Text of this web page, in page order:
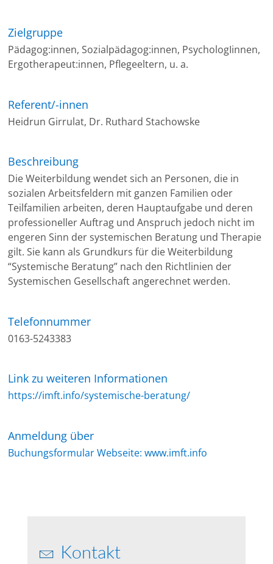
Zielgruppe
Pädagog:innen, Sozialpädagog:innen, PsychologIinnen,
Ergotherapeut:innen, Pflegeeltern, u. a.
Referent/-innen
Heidrun Girrulat, Dr. Ruthard Stachowske
Beschreibung
Die Weiterbildung wendet sich an Personen, die in
sozialen Arbeitsfeldern mit ganzen Familien oder
Teilfamilien arbeiten, deren Hauptaufgabe und deren
professioneller Auftrag und Anspruch jedoch nicht im
engeren Sinn der systemischen Beratung und Therapie
gilt. Sie kann als Grundkurs für die Weiterbildung
“Systemische Beratung” nach den Richtlinien der
Systemischen Gesellschaft angerechnet werden.
Telefonnummer
0163-5243383
Link zu weiteren Informationen
https://imft.info/systemische-beratung/
Anmeldung über
Buchungsformular Webseite: www.imft.info
Kontakt